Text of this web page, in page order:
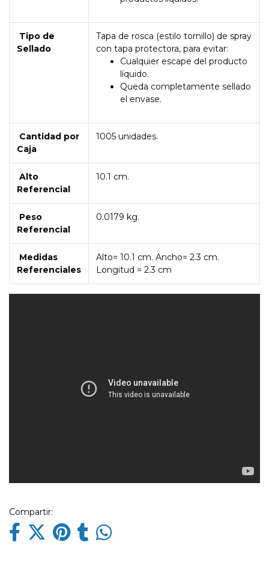
Tipo de
Sellado
Tapa de rosca (estilo tornillo) de spray
con tapa protectora, para evitar:
Cualquier escape del producto
líquido.
Queda completamente sellado
el envase.
Cantidad por
Caja
1005 unidades.
Alto
Referencial
10.1 cm.
Peso
Referencial
0.0179 kg.
Medidas
Referenciales
Alto= 10.1 cm. Ancho= 2.3 cm.
Longitud = 2.3 cm
Compartir: